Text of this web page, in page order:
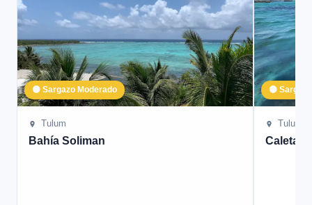
🟡 Sargazo Moderado
Tulum
Bahía Soliman
🟡
Tulum
Caleta